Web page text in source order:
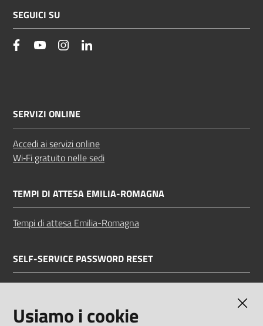
SEGUICI SU
facebookYouTube Instagram
SERVIZI ONLINE
Accedi ai servizi online
Wi‑Fi gratuito nelle sedi
TEMPI DI ATTESA EMILIA-ROMAGNA
Tempi di attesa Emilia-Romagna
SELF-SERVICE PASSWORD RESET
Usiamo i cookie